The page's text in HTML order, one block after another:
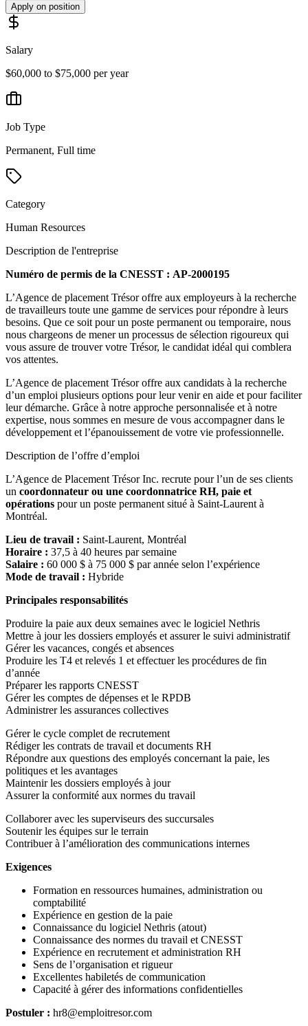
Apply on position
Salary
$60,000 to $75,000 per year
Job Type
Permanent, Full time
Category
Human Resources
Description de l'entreprise
Numéro de permis de la CNESST : AP-2000195
L’Agence de placement Trésor offre aux employeurs à la recherche
de travailleurs toute une gamme de services pour répondre à leurs
besoins. Que ce soit pour un poste permanent ou temporaire, nous
nous chargeons de mener un processus de sélection rigoureux qui
vous assure de trouver votre Trésor, le candidat idéal qui comblera
vos attentes.
L’Agence de placement Trésor offre aux candidats à la recherche
d’un emploi plusieurs options pour leur venir en aide et pour faciliter
leur démarche. Grâce à notre approche personnalisée et à notre
expertise, nous sommes en mesure de vous accompagner dans le
développement et l’épanouissement de votre vie professionnelle.
Description de l’offre d’emploi
L’Agence de Placement Trésor Inc. recrute pour l’un de ses clients
un coordonnateur ou une coordonnatrice RH, paie et
opérations pour un poste permanent situé à Saint-Laurent à
Montréal.
Lieu de travail : Saint-Laurent, Montréal
Horaire : 37,5 à 40 heures par semaine
Salaire : 60 000 $ à 75 000 $ par année selon l’expérience
Mode de travail : Hybride
Principales responsabilités
Produire la paie aux deux semaines avec le logiciel Nethris
Mettre à jour les dossiers employés et assurer le suivi administratif
Gérer les vacances, congés et absences
Produire les T4 et relevés 1 et effectuer les procédures de fin
d’année
Préparer les rapports CNESST
Gérer les comptes de dépenses et le RPDB
Administrer les assurances collectives
Gérer le cycle complet de recrutement
Rédiger les contrats de travail et documents RH
Répondre aux questions des employés concernant la paie, les
politiques et les avantages
Maintenir les dossiers employés à jour
Assurer la conformité aux normes du travail
Collaborer avec les superviseurs des succursales
Soutenir les équipes sur le terrain
Contribuer à l’amélioration des communications internes
Exigences
Formation en ressources humaines, administration ou
comptabilité
Expérience en gestion de la paie
Connaissance du logiciel Nethris (atout)
Connaissance des normes du travail et CNESST
Expérience en recrutement et administration RH
Sens de l’organisation et rigueur
Excellentes habiletés de communication
Capacité à gérer des informations confidentielles
Postuler : hr8@emploitresor.com